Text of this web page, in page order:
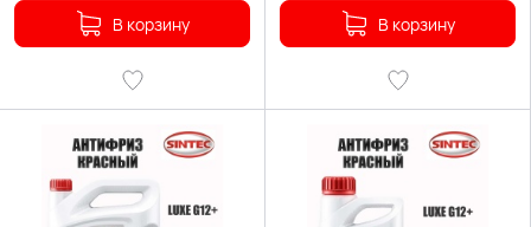
В корзину В корзину